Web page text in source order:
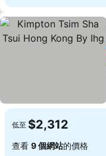
低至 $2,312
查看 9 個網站的價格